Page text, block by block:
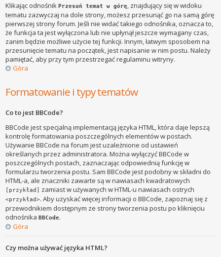
Klikając odnośnikPrzesuń temat w górę, znajdujący się w widoku
tematu zazwyczaj na dole strony, możesz przesunąć go na samą górę
pierwszej strony forum. Jeśli nie widać takiego odnośnika, oznacza to,
że funkcja ta jest wyłączona lub nie upłynął jeszcze wymagany czas,
zanim będzie możliwe użycie tej funkcji. Innym, łatwym sposobem na
przesunięcie tematu na początek, jest napisanie w nim postu. Należy
pamiętać, aby przy tym przestrzegać regulaminu witryny.
Góra
Formatowanie i typy tematów
Co to jest BBCode?
BBCode jest specjalną implementacją języka HTML, która daje lepszą
kontrolę formatowania poszczególnych elementów w postach.
Używanie BBCode na forum jest uzależnione od ustawień
określanych przez administratora. Można wyłączyć BBCode w
poszczególnych postach, zaznaczając odpowiednią funkcję w
formularzu tworzenia postu. Sam BBCode jest podobny w składni do
HTML-a, ale znaczniki zawarte są w nawiasach kwadratowych
[przykład] zamiast w używanych w HTML-u nawiasach ostrych
<przykład>. Aby uzyskać więcej informacji o BBCode, zapoznaj się z
przewodnikiem dostępnym ze strony tworzenia postu po kliknięciu
odnośnikaBBCode.
Góra
Czy można używać języka HTML?